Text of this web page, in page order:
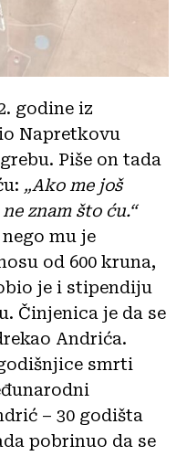
godine iz
Napretkovu
Piše on tada
„Ako me još
znam što ću.“
mu je
od 600 kruna,
je i stipendiju
Činjenica je da se
Andrića.
smrti
– 30 godišta
pobrinuo da se